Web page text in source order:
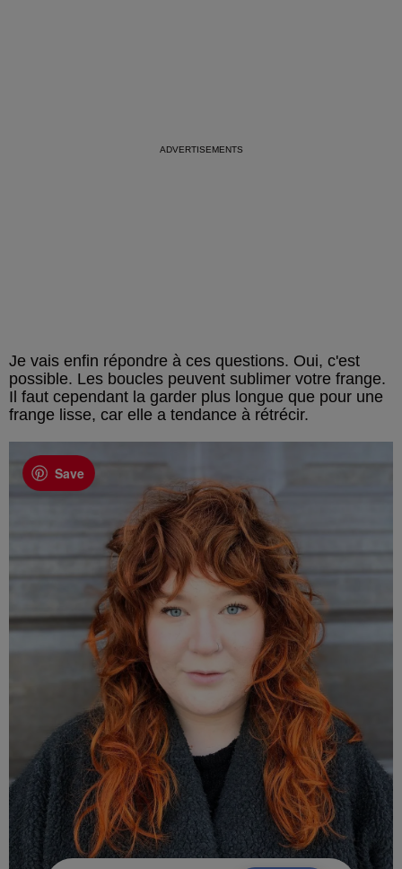
Je vais enfin répondre à ces questions. Oui, c'est
possible. Les boucles peuvent sublimer votre frange.
Il faut cependant la garder plus longue que pour une
frange lisse, car elle a tendance à rétrécir.
Save